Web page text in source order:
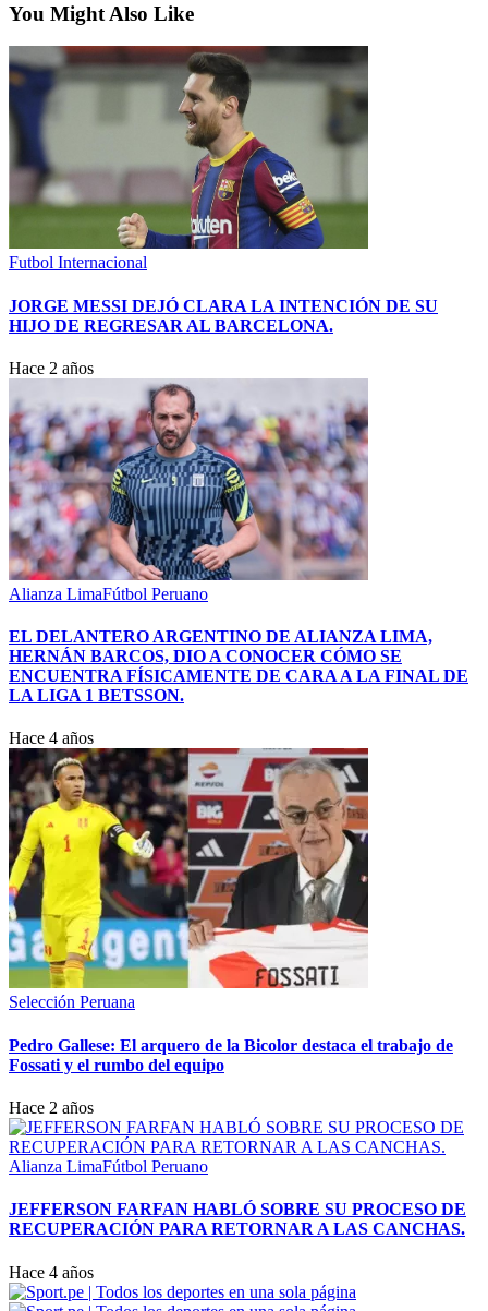
You Might Also Like
Futbol Internacional
JORGE MESSI DEJÓ CLARA LA INTENCIÓN DE SU
HIJO DE REGRESAR AL BARCELONA.
Hace 2 años
Alianza LimaFútbol Peruano
EL DELANTERO ARGENTINO DE ALIANZA LIMA,
HERNÁN BARCOS, DIO A CONOCER CÓMO SE
ENCUENTRA FÍSICAMENTE DE CARA A LA FINAL DE
LA LIGA 1 BETSSON.
Hace 4 años
Selección Peruana
Pedro Gallese: El arquero de la Bicolor destaca el trabajo de
Fossati y el rumbo del equipo
Hace 2 años
Alianza LimaFútbol Peruano
JEFFERSON FARFAN HABLÓ SOBRE SU PROCESO DE
RECUPERACIÓN PARA RETORNAR A LAS CANCHAS.
Hace 4 años